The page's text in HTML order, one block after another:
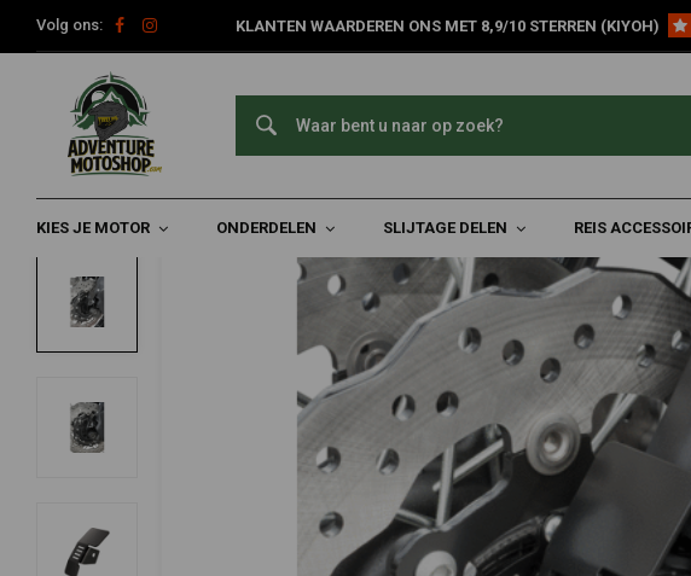
Volg ons: KLANTEN WAARDEREN ONS MET 8,9/10 STERREN (KIYOH)
KIES JE MOTOR ONDERDELEN SLIJTAGE DELEN REIS
Home Kies Je Motor Yamaha Yamaha Ténéré 700 ('19-'20) ABS Sensor Voor
KEDO
ABS Sensor Voor Beschermkap Yamaha Ténéré 700 |
0/5 (0 reviews)